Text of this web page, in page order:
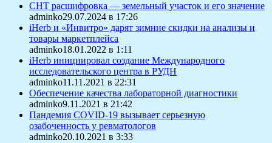
СНТ расшифровка — земельный участок и его значение
adminko29.07.2024 в 17:26
iHerb и «Инвитро» дарят зимние скидки на анализы и
товары маркетплейса
adminko18.01.2022 в 1:11
iHerb инициировал создание Международного
исследовательского центра в РУДН
adminko11.11.2021 в 22:31
Обеспечение качества лабораторной диагностики
adminko9.11.2021 в 21:42
Пандемия COVID-19 вызывает серьезную
озабоченность у ревматологов
adminko20.10.2021 в 3:33